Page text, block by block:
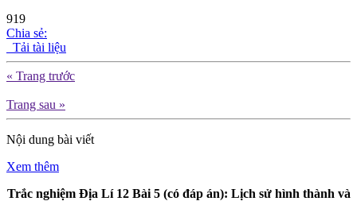
919
Chia sẻ:
Tải tài liệu
« Trang trước
Trang sau »
Nội dung bài viết
Xem thêm
Trắc nghiệm Địa Lí 12 Bài 5 (có đáp án): Lịch sử hình thành và